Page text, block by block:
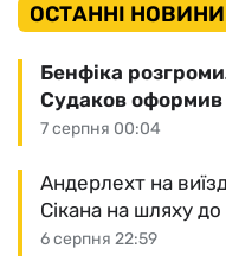
ОСТАННІ НОВИНИ
7 серпня 00:04
Бенфіка
Судаков оформив
6 серпня 22:59
Андерлехт на
Сікана на шляху